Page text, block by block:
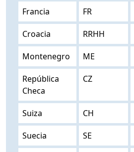
Francia FR
Croacia RRHH
Montenegro ME
República
Checa
CZ
Suiza CH
Suecia SE